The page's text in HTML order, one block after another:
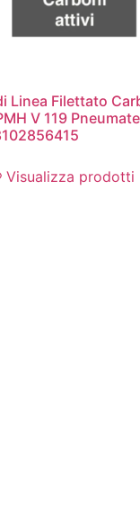
Linea Filettato
V 119
Visualizza prodotti